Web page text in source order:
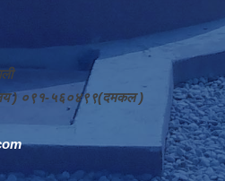
) ०९१-५६०४९९(दमकल )